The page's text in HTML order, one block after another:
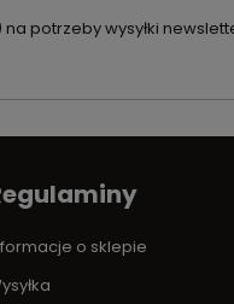
potrzeby wysyłki
o sklepie